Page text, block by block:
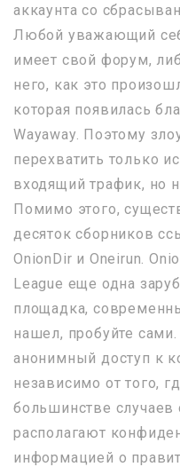
аккаунта со
Любой уважающий
имеет свой форум,
него, как это
которая появилась
Wayaway. Поэтому
перехватить только
входящий трафик, но
Помимо этого,
десяток сборников
OnionDir и Oneirun.
League еще одна
площадка,
нашел, пробуйте
анонимный доступ к
независимо от того,
большинстве случаев
располагают
информацией о